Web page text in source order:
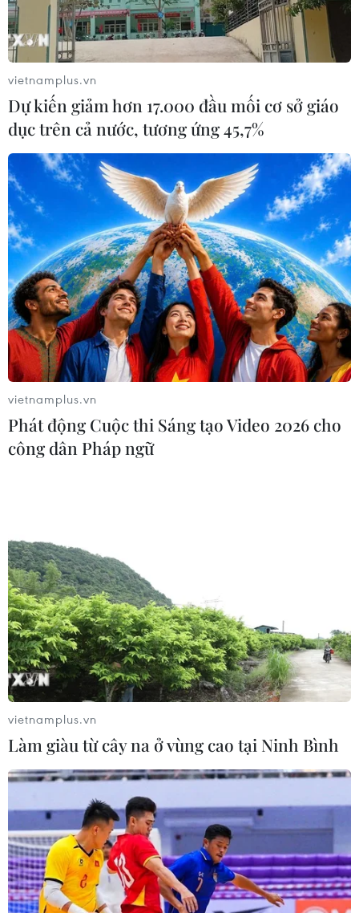
Trên sàn đấu của Nhà thi đấu Thể dục Thể thao
Xiaoshan Linpu, võ sỹ 30 tuổi của Việt Nam đã giành
chiến thắng 2-1 trước đối thủ người Thái Lan Nutchaya
Sugun ở trận tranh huy chương Đồng 48kg nữ.
Giải Võ thuật All Star Fight 2023: Các võ sỹ
Việt Nam toàn thắng
14/10/2023 23:03
All Star Fight 2023 là giải đấu chuyên nghiệp đầu tiên
ASIAD 2023: Võ sỹ Bạc Thị Khiêm giành
huy chương Đồng Taekwondo
27/09/2023 13:49
Vượt qua ứng cử viên vô địch Kim Jandi (Hàn Quốc) ở
vietnamplus.vn
Dự kiến giảm hơn 17.000 đầu mối cơ sở giáo
dục trên cả nước, tương ứng 45,7%
vietnamplus.vn
Phát động Cuộc thi Sáng tạo Video 2026 cho
công dân Pháp ngữ
vietnamplus.vn
Làm giàu từ cây na ở vùng cao tại Ninh Bình